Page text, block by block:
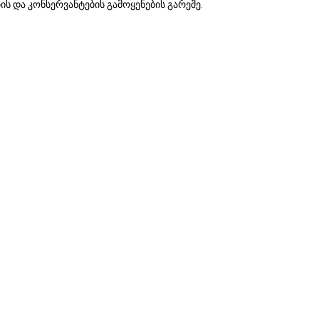
და კონსერვანტების გამოყენების გარეშე.